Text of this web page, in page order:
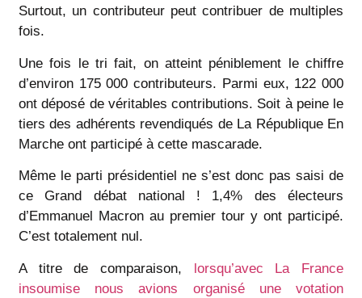
Surtout, un contributeur peut contribuer de multiples
fois.
Une fois le tri fait, on atteint péniblement le chiffre
d’environ 175 000 contributeurs. Parmi eux, 122 000
ont déposé de véritables contributions. Soit à peine le
tiers des adhérents revendiqués de La République En
Marche ont participé à cette mascarade.
Même le parti présidentiel ne s’est donc pas saisi de
ce Grand débat national ! 1,4% des électeurs
d’Emmanuel Macron au premier tour y ont participé.
C’est totalement nul.
A titre de comparaison, lorsqu’avec La France
insoumise nous avions organisé une votation